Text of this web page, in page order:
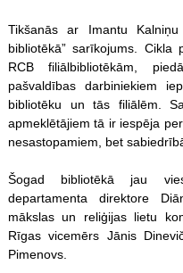
Tikšanās ar Imantu
bibliotēkā” sarīkojums.
RCB filiālbibliotēkām,
pašvaldības darbiniekiem
bibliotēku un tās filiālēm.
apmeklētājiem tā ir iespēja
nesastopamiem, bet
Šogad bibliotēkā jau
departamenta direktore
mākslas un reliģijas lietu
Rīgas vicemērs Jānis
Pimenovs.